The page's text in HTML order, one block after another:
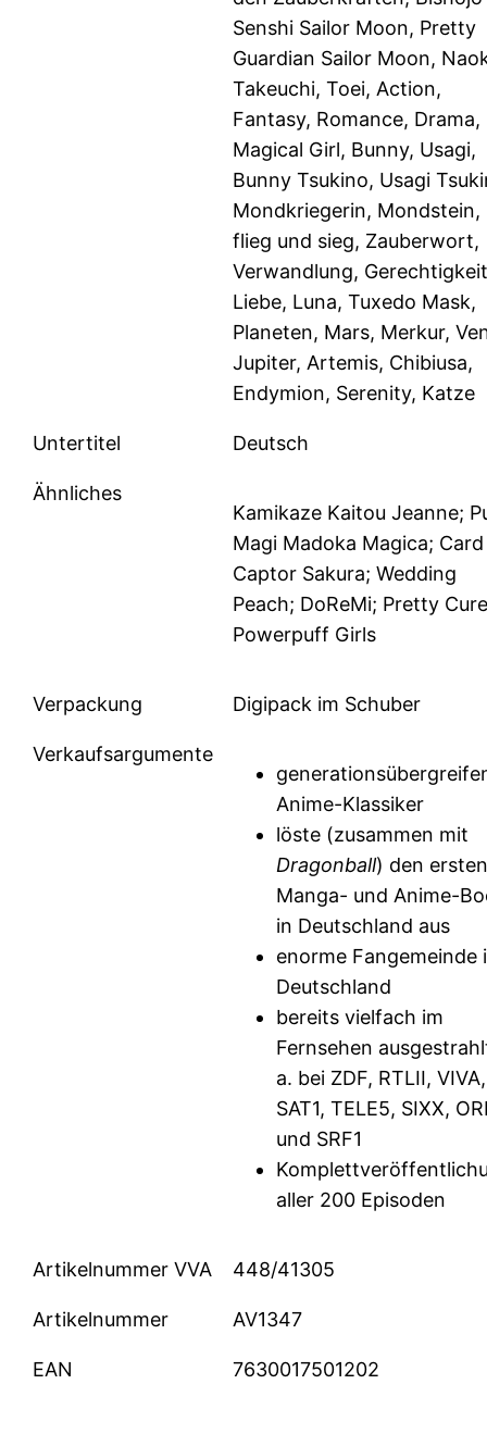
Senshi Sailor Moon, Pretty
Guardian Sailor Moon,
Takeuchi, Toei, Action,
Fantasy, Romance, Drama,
Magical Girl, Bunny, Usagi,
Bunny Tsukino, Usagi
Mondkriegerin, Mondstein,
flieg und sieg, Zauberwort,
Verwandlung,
Liebe, Luna, Tuxedo Mask,
Planeten, Mars, Merkur,
Jupiter, Artemis, Chibiusa,
Endymion, Serenity, Katze
Untertitel Deutsch
Ähnliches
Kamikaze Kaitou Jeanne;
Magi Madoka Magica; Card
Captor Sakura; Wedding
Peach; DoReMi; Pretty
Powerpuff Girls
Verpackung Digipack im Schuber
Verkaufsargumente
Anime-Klassiker
löste (zusammen mit
Dragonball) den
Manga- und Anime-
in Deutschland aus
enorme Fangemeinde
Deutschland
bereits vielfach im
Fernsehen
a. bei ZDF, RTLII, VIVA,
SAT1, TELE5, SIXX,
und SRF1
aller 200 Episoden
Artikelnummer VVA 448/41305
Artikelnummer AV1347
EAN 7630017501202